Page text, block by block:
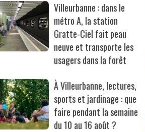
Villeurbanne : dans le
métro A, la station
Gratte-Ciel fait peau
neuve et transporte les
usagers dans la forêt
À Villeurbanne, lectures,
sports et jardinage : que
faire pendant la semaine
du 10 au 16 août ?